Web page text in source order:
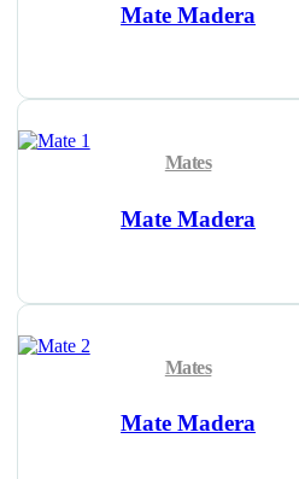
Mate Madera
Mate Madera
Mates
Mate Madera
Mates